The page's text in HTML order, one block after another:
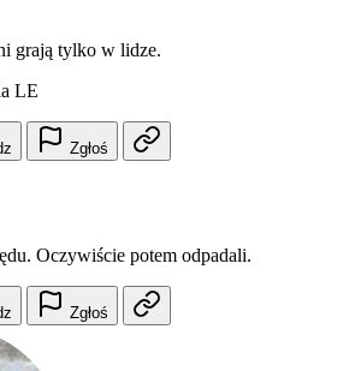
grają tylko w lidze.
LE
Zgłoś
Oczywiście potem odpadali.
Zgłoś